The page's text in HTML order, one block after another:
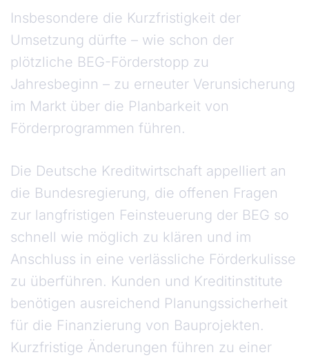
Insbesondere die Kurzfristigkeit der
Umsetzung dürfte – wie schon der
plötzliche BEG-Förderstopp zu
Jahresbeginn – zu erneuter Verunsicherung
im Markt über die Planbarkeit von
Förderprogrammen führen.
Die Deutsche Kreditwirtschaft appelliert an
die Bundesregierung, die offenen Fragen
zur langfristigen Feinsteuerung der BEG so
schnell wie möglich zu klären und im
Anschluss in eine verlässliche Förderkulisse
zu überführen. Kunden und Kreditinstitute
benötigen ausreichend Planungssicherheit
für die Finanzierung von Bauprojekten.
Kurzfristige Änderungen führen zu einer